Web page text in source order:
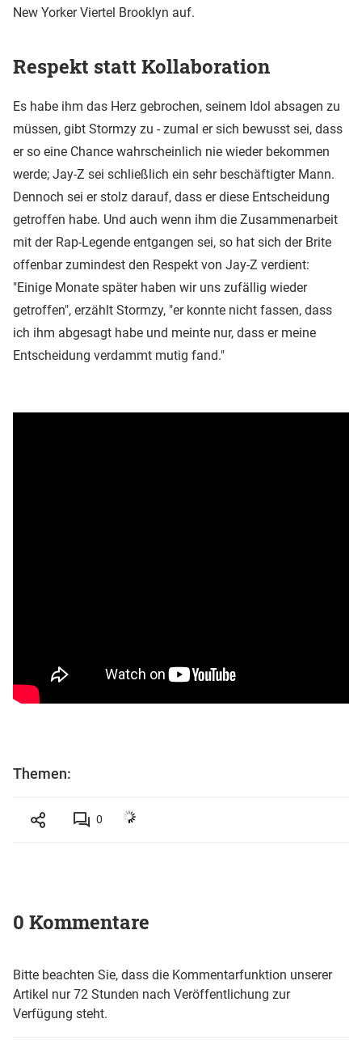
New Yorker Viertel Brooklyn auf.
Respekt statt Kollaboration
Es habe ihm das Herz gebrochen, seinem Idol absagen zu
müssen, gibt Stormzy zu - zumal er sich bewusst sei, dass
er so eine Chance wahrscheinlich nie wieder bekommen
werde; Jay-Z sei schließlich ein sehr beschäftigter Mann.
Dennoch sei er stolz darauf, dass er diese Entscheidung
getroffen habe. Und auch wenn ihm die Zusammenarbeit
mit der Rap-Legende entgangen sei, so hat sich der Brite
offenbar zumindest den Respekt von Jay-Z verdient:
"Einige Monate später haben wir uns zufällig wieder
getroffen", erzählt Stormzy, "er konnte nicht fassen, dass
ich ihm abgesagt habe und meinte nur, dass er meine
Entscheidung verdammt mutig fand."
Themen:
0
0 Kommentare
Bitte beachten Sie, dass die Kommentarfunktion unserer
Artikel nur 72 Stunden nach Veröffentlichung zur
Verfügung steht.